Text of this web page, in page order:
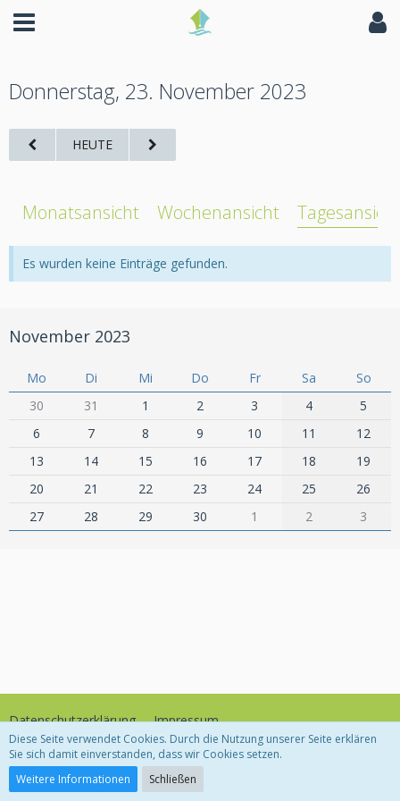
Donnerstag, 23. November 2023
HEUTE
Monatsansicht Wochenansicht Tagesansicht
Es wurden keine Einträge gefunden.
November 2023
Mo Di Mi Do Fr Sa
So
30
31 1 2 3 4
5
6
7 8 9 10 11
12
13
14 15 16 17 18
19
20
21 22 23 24 25
26
27
28 29 30 1 2 3
Datenschutzerklärung Impressum
Community-Software:
Diese Seite verwendet Cookies. Durch die Nutzung unserer Seite erklären
Sie sich damit einverstanden, dass wir Cookies setzen.
Weitere Informationen
Schließen